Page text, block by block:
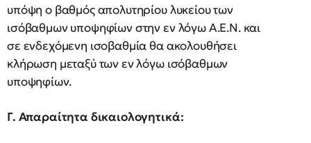
υπόψη ο βαθμός απολυτηρίου λυκείου των
ισόβαθμων υποψηφίων στην εν λόγω Α.Ε.Ν. και
σε ενδεχόμενη ισοβαθμία θα ακολουθήσει
κλήρωση μεταξύ των εν λόγω ισόβαθμων
υποψηφίων.
Γ. Απαραίτητα δικαιολογητικά: